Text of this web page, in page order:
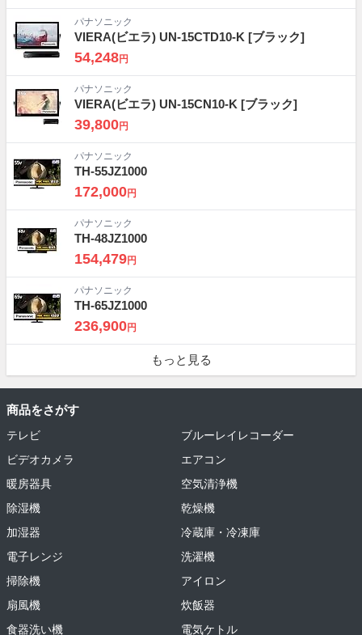
パナソニック
VIERA(ビエラ) UN-15CTD10-K [ブラック]
54,248円
パナソニック
VIERA(ビエラ) UN-15CN10-K [ブラック]
39,800円
パナソニック
TH-55JZ1000
172,000円
パナソニック
TH-48JZ1000
154,479円
パナソニック
TH-65JZ1000
236,900円
もっと見る
商品をさがす
テレビ
ブルーレイレコーダー
ビデオカメラ
エアコン
暖房器具
空気清浄機
除湿機
乾燥機
加湿器
冷蔵庫・冷凍庫
電子レンジ
洗濯機
掃除機
アイロン
扇風機
炊飯器
食器洗い機
電気ケトル